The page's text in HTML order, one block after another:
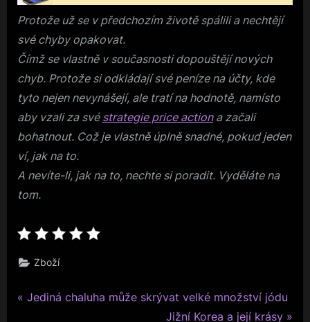
Protože už se v předchozím životě spálili a nechtějí
své chyby opakovat.
Čímž se vlastně v současnosti dopouštějí nových
chyb. Protože si odkládají své peníze na účty, kde
tyto nejen nevynášejí, ale tratí na hodnotě, namísto
aby vzali za své strategie price action a začali
bohatnout. Což je vlastně úplně snadné, pokud jeden
ví, jak na to.
A nevíte-li, jak na to, nechte si poradit. Vyděláte na
tom.
Zboží
Navigace
P
Jediná chaluha může skrývat velké množství jódu
N
Jižní Korea a její krásy